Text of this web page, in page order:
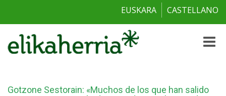
EUSKARA CASTELLANO
Toggle
Gotzone Sestorain: «Muchos de los que han salido